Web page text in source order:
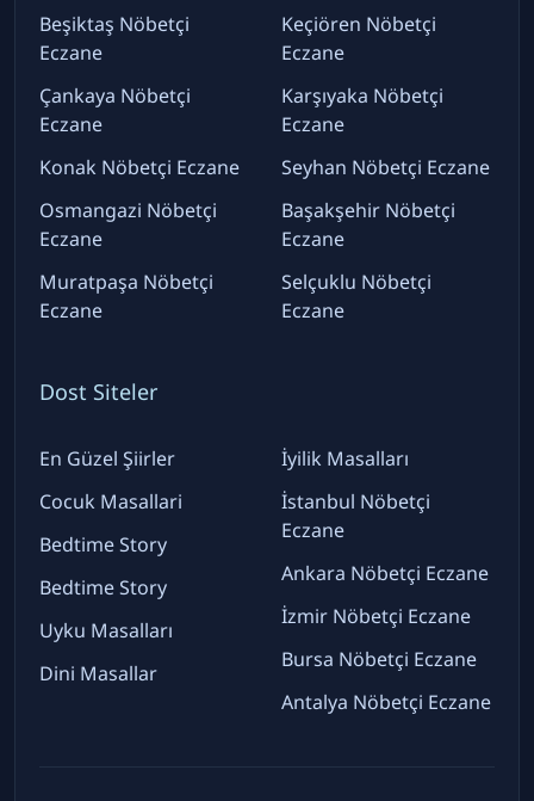
Beşiktaş Nöbetçi
Eczane
Çankaya Nöbetçi
Eczane
Konak Nöbetçi Eczane
Osmangazi Nöbetçi
Eczane
Muratpaşa Nöbetçi
Eczane
Keçiören Nöbetçi
Eczane
Karşıyaka Nöbetçi
Eczane
Seyhan Nöbetçi Eczane
Başakşehir Nöbetçi
Eczane
Selçuklu Nöbetçi
Eczane
Dost Siteler
En Güzel Şiirler
Cocuk Masallari
Bedtime Story
Bedtime Story
Uyku Masalları
Dini Masallar
İyilik Masalları
İstanbul Nöbetçi
Eczane
Ankara Nöbetçi Eczane
İzmir Nöbetçi Eczane
Bursa Nöbetçi Eczane
Antalya Nöbetçi Eczane